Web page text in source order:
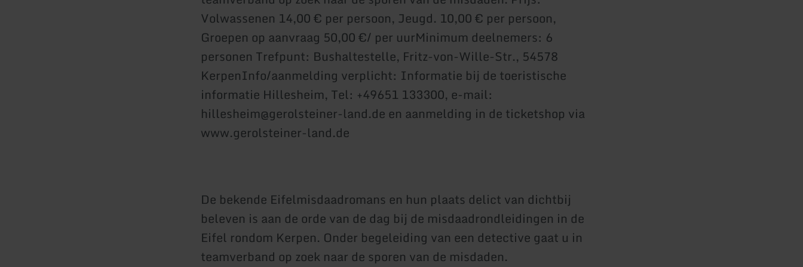
Volwassenen 14,00 € per persoon, Jeugd. 10,00 € per persoon,
Groepen op aanvraag 50,00 €/ per uurMinimum deelnemers: 6
personen Trefpunt: Bushaltestelle, Fritz-von-Wille-Str., 54578
KerpenInfo/aanmelding verplicht: Informatie bij de toeristische
informatie Hillesheim, Tel: +49651 133300, e-mail:
hillesheim@gerolsteiner-land.de en aanmelding in de ticketshop via
www.gerolsteiner-land.de
De bekende Eifelmisdaadromans en hun plaats delict van dichtbij
beleven is aan de orde van de dag bij de misdaadrondleidingen in de
Eifel rondom Kerpen. Onder begeleiding van een detective gaat u in
teamverband op zoek naar de sporen van de misdaden.